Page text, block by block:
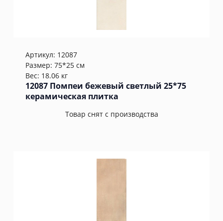
Артикул: 12087
Размер: 75*25 см
Вес: 18.06 кг
12087 Помпеи бежевый светлый 25*75
керамическая плитка
Товар снят с производства